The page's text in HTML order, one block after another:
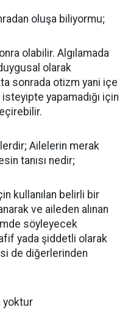
oluşa biliyormu;
olabilir. Algılamada
olarak
sonrada otizm yani içe
yapamadığı için
Ailelerin merak
tanısı nedir;
kullanılan belirli bir
ve aileden alınan
söyleyecek
yada şiddetli olarak
de diğerlerinden
yoktur